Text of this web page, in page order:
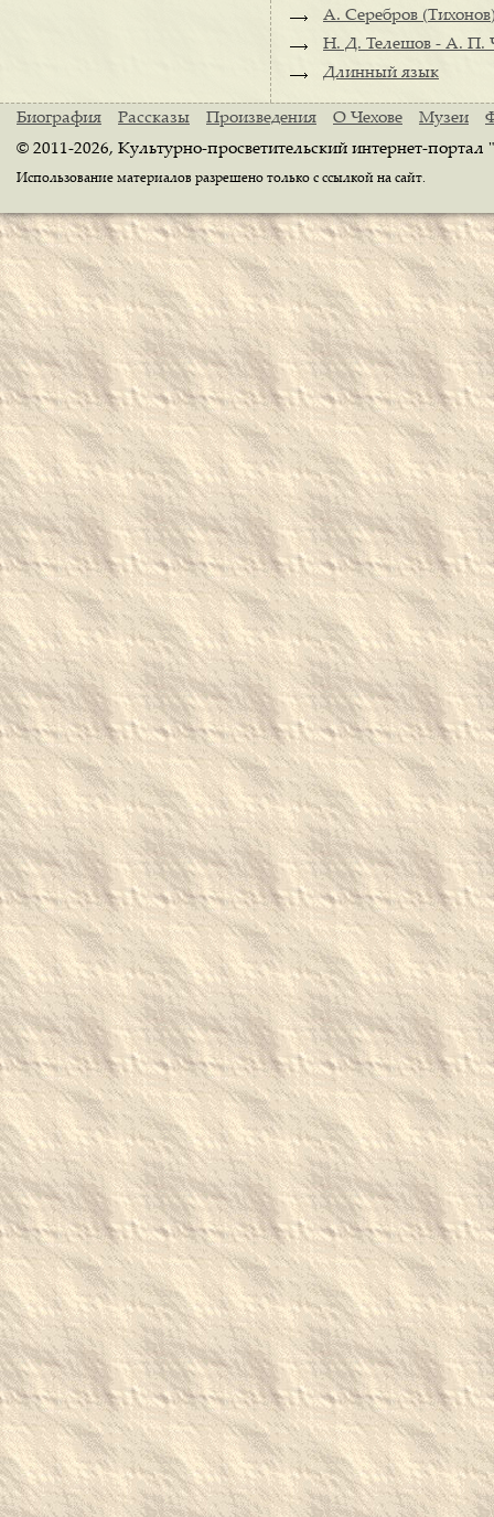
А. Серебров
Н. Д. Телешов - А. П.
Длинный язык
Биография Рассказы Произведения О Чехове Музеи
© 2011-2026, Культурно-просветительский интернет-
Использование материалов разрешено только с ссылкой на сайт.